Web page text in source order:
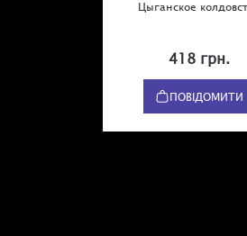
Цыганское
418 грн.
ПОВІДОМИТИ